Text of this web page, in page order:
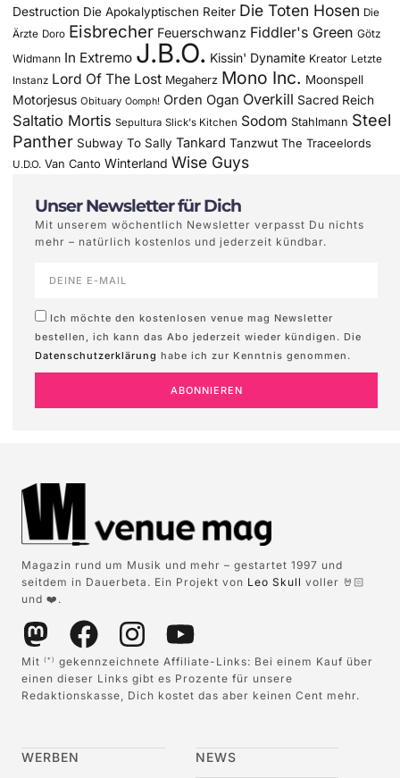
Destruction Die Apokalyptischen Reiter Die Toten Hosen Die
Ärzte Doro Eisbrecher Feuerschwanz Fiddler's Green Götz
Widmann In Extremo J.B.O. Kissin' Dynamite Kreator Letzte
Instanz Lord Of The Lost Megaherz Mono Inc. Moonspell
Motorjesus Obituary Oomph! Orden Ogan Overkill Sacred Reich
Saltatio Mortis Sepultura Slick's Kitchen Sodom Stahlmann Steel
Panther Subway To Sally Tankard Tanzwut The Traceelords
U.D.O. Van Canto Winterland Wise Guys
Unser Newsletter für Dich
Mit unserem wöchentlich Newsletter verpasst Du nichts
mehr – natürlich kostenlos und jederzeit kündbar.
Ich möchte den kostenlosen venue mag Newsletter
bestellen, ich kann das Abo jederzeit wieder kündigen. Die
Datenschutzerklärung habe ich zur Kenntnis genommen.
ABONNIEREN
Magazin rund um Musik und mehr – gestartet 1997 und
seitdem in Dauerbeta. Ein Projekt von Leo Skull voller 🤘🏻
und ❤️.
Mit (*)
gekennzeichnete Affiliate-Links: Bei einem Kauf über
einen dieser Links gibt es Prozente für unsere
Redaktionskasse, Dich kostet das aber keinen Cent mehr.
WERBEN
NEWS